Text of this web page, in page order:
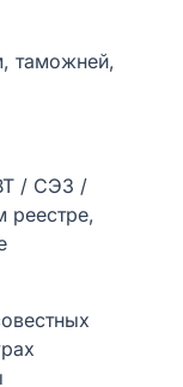
таможней,
/ СЭЗ /
реестре,